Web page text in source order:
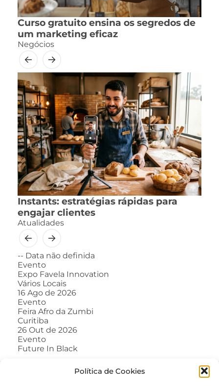
Política de Cookies
Curso gratuito ensina os segredos de
um marketing eficaz
Negócios
Instants: estratégias rápidas para
engajar clientes
Atualidades
-- Data não definida
Evento
Expo Favela Innovation
Vários Locais
16 Ago de 2026
Evento
Feira Afro da Zumbi
Curitiba
26 Out de 2026
Evento
Future In Black